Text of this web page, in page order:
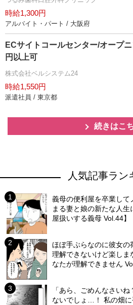
時給1,300円
アルバイト・パート / 大阪府
ECサイトコールセンター/オープ
円以上可
株式会社ベルシステム24
時給1,550円
派遣社員 / 東京都
続きはこ
人気記事ラン
義母の便利屋を卒業し
まる妻と娘の新たな人生
屋扱いする義母 Vol.44】
ほぼ手ぶらなのに彼女の
理解できないけど楽しま
なたが理解できません
「あら、ごめんなさい
ないでしょ…！ 私の畑